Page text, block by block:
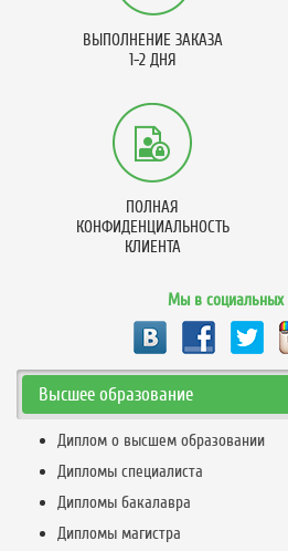
ВЫПОЛНЕНИЕ ЗАКАЗА
1-2 ДНЯ
ПОЛНАЯ
КОНФИДЕНЦИАЛЬНОСТЬ
КЛИЕНТА
Мы в социальных
Высшее образование
Диплом о высшем образовании
Дипломы специалиста
Дипломы бакалавра
Дипломы магистра